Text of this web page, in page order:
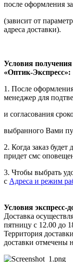
после оформления
(зависит от
адреса доставки).
Условия получения
«Оптик-Экспресс»:
1. После
менеджер для
и согласования
выбранного Вами
2. Когда заказ
придет смс
3. Чтобы выбрать
с Адреса и режим
Условия экспресс-
Доставка
пятницу с 12.00 до
Территория
доставки отмечены